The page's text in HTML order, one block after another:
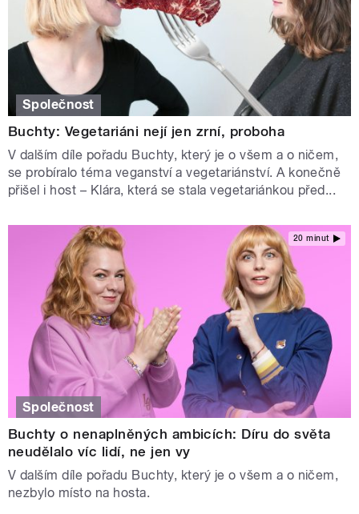
Společnost
Buchty: Vegetariáni nejí jen zrní, proboha
V dalším díle pořadu Buchty, který je o všem a o ničem,
se probíralo téma veganství a vegetariánství. A konečně
přišel i host – Klára, která se stala vegetariánkou před...
20 minut
Společnost
Buchty o nenaplněných ambicích: Díru do světa
neudělalo víc lidí, ne jen vy
V dalším díle pořadu Buchty, který je o všem a o ničem,
nezbylo místo na hosta.